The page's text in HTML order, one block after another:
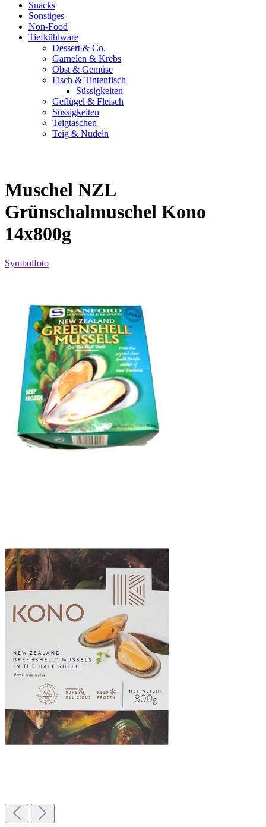
Snacks
Sonstiges
Non-Food
Tiefkühlware
Dessert & Co.
Garnelen & Krebs
Obst & Gemüse
Fisch & Tintenfisch
Süssigkeiten
Geflügel & Fleisch
Süssigkeiten
Teigtaschen
Teig & Nudeln
Muschel NZL
Grünschalmuschel Kono
14x800g
Symbolfoto